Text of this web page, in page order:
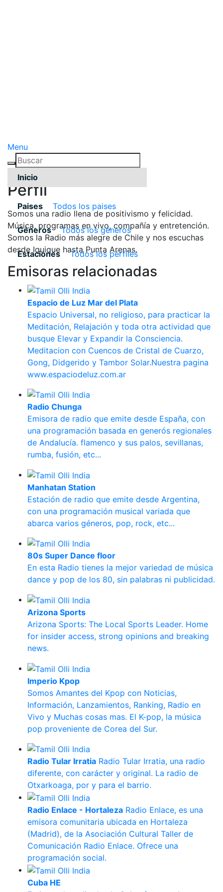
Menu
Inicio
Paises Todos los paises
Géneros Todos los géneros
Estaciones Todos los pérfiles
Pérfil
Somos una radio llena de positivismo y felicidad.
Música, programas en vivo, compañía y entretención.
Somos la Radio más alegre de Chile y nos escuchas
desde Iquique hasta Punta Arenas.
Emisoras relacionadas
Espacio de Luz Mar del Plata
Espacio Universal, no religioso, para practicar la
Meditación, Relajación y toda otra actividad que
busque Elevar y Expandir la Consciencia.
Meditacion con Cuencos de Cristal de Cuarzo,
Gong, Didgerido y Tambor Solar.Nuestra pagina
www.espaciodeluz.com.ar
Radio Chunga
Emisora de radio que emite desde España, con
una programación basada en generós regionales
de Andalucía. flamenco y sus palos, sevillanas,
rumba, fusión, etc...
Manhatan Station
Estación de radio que emite desde Argentina,
con una programación musical variada que
abarca varios géneros, pop, rock, etc...
80s Super Dance floor
En esta Radio tienes la mejor variedad de música
dance y pop de los 80, sin palabras ni publicidad.
Arizona Sports
Arizona Sports: The Local Sports Leader. Home
for insider access, strong opinions and breaking
news.
Imperio Kpop
Somos Amantes del Kpop con Noticias,
Información, Lanzamientos, Ranking, Radio en
Vivo y Muchas cosas mas. El K-pop, la música
pop proveniente de Corea del Sur.
Radio Tular Irratia Radio Tular Irratia, una radio
diferente, con carácter y original. La radio de
Otxarkoaga, por y para el barrio.
Radio Enlace - Hortaleza Radio Enlace, es una
emisora comunitaria ubicada en Hortaleza
(Madrid), de la Asociación Cultural Taller de
Comunicación Radio Enlace. Ofrece una
programación social.
Cuba HE